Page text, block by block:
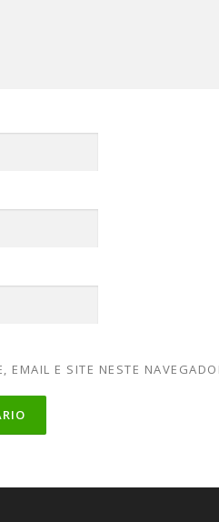
EMAIL E SITE NESTE